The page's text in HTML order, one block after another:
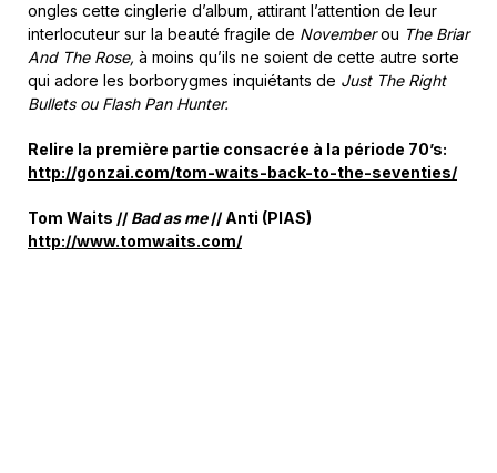
ongles cette cinglerie d’album, attirant l’attention de leur
interlocuteur sur la beauté fragile de Novemberou The Briar
And The Rose, à moins qu’ils ne soient de cette autre sorte
qui adore les borborygmes inquiétants de Just The Right
Bullets ou Flash Pan Hunter.
Relire la première partie consacrée à la période 70’s:
http://gonzai.com/tom-waits-back-to-the-seventies/
Tom Waits // Bad as me// Anti (PIAS)
http://www.tomwaits.com/